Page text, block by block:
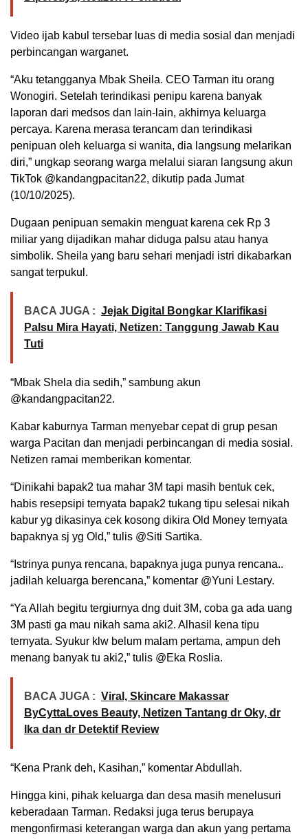
Video ijab kabul tersebar luas di media sosial dan menjadi
perbincangan warganet.
“Aku tetangganya Mbak Sheila. CEO Tarman itu orang
Wonogiri. Setelah terindikasi penipu karena banyak
laporan dari medsos dan lain-lain, akhirnya keluarga
percaya. Karena merasa terancam dan terindikasi
penipuan oleh keluarga si wanita, dia langsung melarikan
diri,” ungkap seorang warga melalui siaran langsung akun
TikTok @kandangpacitan22, dikutip pada Jumat
(10/10/2025).
Dugaan penipuan semakin menguat karena cek Rp 3
miliar yang dijadikan mahar diduga palsu atau hanya
simbolik. Sheila yang baru sehari menjadi istri dikabarkan
sangat terpukul.
BACA JUGA : Jejak Digital Bongkar Klarifikasi
Palsu Mira Hayati, Netizen: Tanggung Jawab Kau
Tuti
“Mbak Shela dia sedih,” sambung akun
@kandangpacitan22.
Kabar kaburnya Tarman menyebar cepat di grup pesan
warga Pacitan dan menjadi perbincangan di media sosial.
Netizen ramai memberikan komentar.
“Dinikahi bapak2 tua mahar 3M tapi masih bentuk cek,
habis resepsipi ternyata bapak2 tukang tipu selesai nikah
kabur yg dikasinya cek kosong dikira Old Money ternyata
bapaknya sj yg Old,” tulis @Siti Sartika.
“Istrinya punya rencana, bapaknya juga punya rencana..
jadilah keluarga berencana,” komentar @Yuni Lestary.
“Ya Allah begitu tergiurnya dng duit 3M, coba ga ada uang
3M pasti ga mau nikah sama aki2. Alhasil kena tipu
ternyata. Syukur klw belum malam pertama, ampun deh
menang banyak tu aki2,” tulis @Eka Roslia.
BACA JUGA : Viral, Skincare Makassar
ByCyttaLoves Beauty, Netizen Tantang dr Oky, dr
Ika dan dr Detektif Review
“Kena Prank deh, Kasihan,” komentar Abdullah.
Hingga kini, pihak keluarga dan desa masih menelusuri
keberadaan Tarman. Redaksi juga terus berupaya
mengonfirmasi keterangan warga dan akun yang pertama